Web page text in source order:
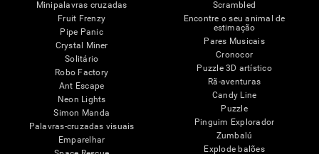
Minipalavras cruzadas
Fruit Frenzy
Pipe Panic
Crystal Miner
Solitário
Robo Factory
Ant Escape
Neon Lights
Simon Manda
Palavras-cruzadas visuais
Emparelhar
Scrambled
Encontre o seu animal de
estimação
Pares Musicais
Cronocor
Puzzle 3D artístico
Rã-aventuras
Candy Line
Puzzle
Pinguim Explorador
Zumbalú
Explode balões